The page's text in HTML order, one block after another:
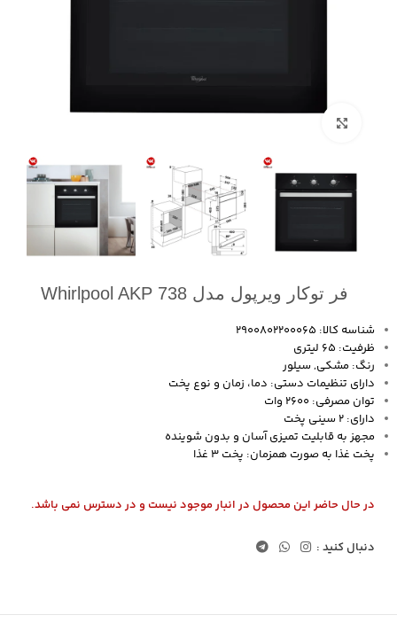
فر توکار ویرپول مدل Whirlpool AKP 738
شناسه کالا: 2900802200065
ظرفیت: 65 لیتری
رنگ: مشکی, سیلور
دارای تنظیمات دستی: دما، زمان و نوع پخت
توان مصرفی: 2600 وات
دارای: 2 سینی پخت
مجهز به قابلیت تمیزی آسان و بدون شوینده
پخت غذا به صورت همزمان: پخت 3 غذا
در حال حاضر این محصول در انبار موجود نیست و در دسترس نمی باشد.
دنبال کنید :